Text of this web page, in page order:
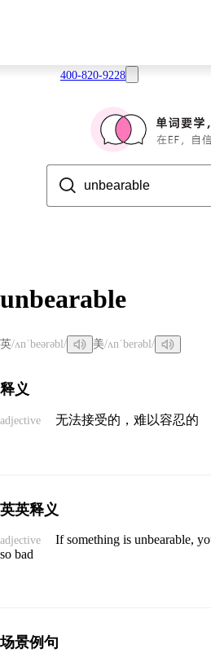
400-820-9228
unbearable
英/ʌnˈbeərəbl/ 美/ʌnˈberəbl/
释义
adjective 无法接受的，难以容忍的
英英释义
adjective
If something is unbearable,
so bad
场景例句